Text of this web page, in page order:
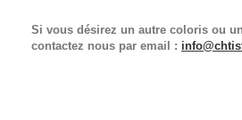
Si vous désirez un autre coloris ou
contactez nous par email :